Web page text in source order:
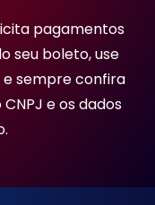
pagamentos
seu boleto, use
e sempre confira
e os dados